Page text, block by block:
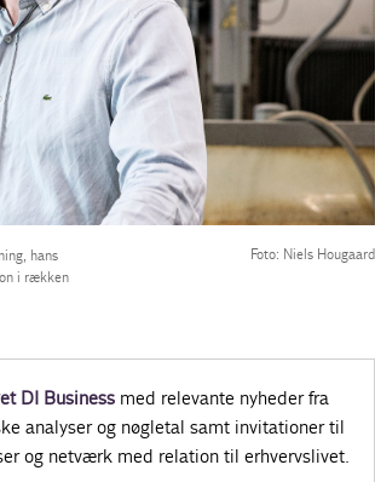
hans
i rækken
Foto: Niels Hougaard
DI Businessmed relevante nyheder fra
analyser og nøgletal samt invitationer til
og netværk med relation til erhvervslivet.